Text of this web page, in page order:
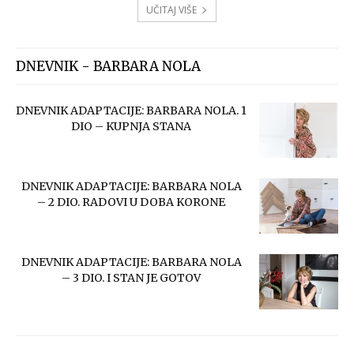
UČITAJ VIŠE
DNEVNIK - BARBARA NOLA
DNEVNIK ADAPTACIJE: BARBARA NOLA. 1
DIO – KUPNJA STANA
DNEVNIK ADAPTACIJE: BARBARA NOLA
– 2 DIO. RADOVI U DOBA KORONE
DNEVNIK ADAPTACIJE: BARBARA NOLA
– 3 DIO. I STAN JE GOTOV